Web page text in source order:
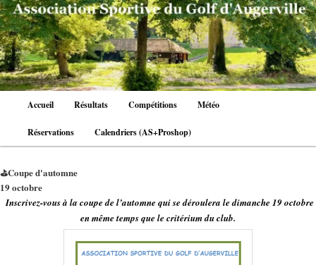
Aller
au
contenu
principal
Accueil Résultats Compétitions Météo
Réservations Calendriers (AS+Proshop)
⛳Coupe d'automne
19 octobre
Inscrivez-vous à la coupe de l’automne qui se déroulera le dimanche 19 octobre
en même temps que le critérium du club.